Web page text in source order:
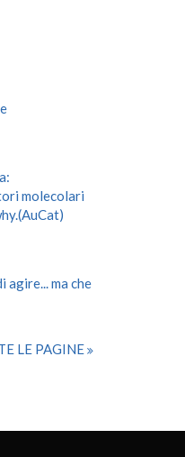
molecolari
agire... ma che
LE PAGINE